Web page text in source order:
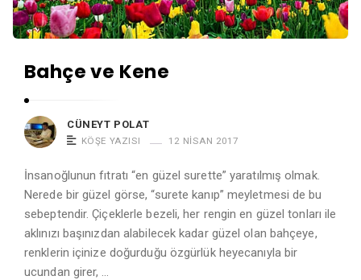
Bahçe ve Kene
CÜNEYT POLAT
KÖŞE YAZISI 12 NISAN 2017
İnsanoğlunun fıtratı “en güzel surette” yaratılmış olmak.
Nerede bir güzel görse, “surete kanıp” meyletmesi de bu
sebeptendir. Çiçeklerle bezeli, her rengin en güzel tonları ile
aklınızı başınızdan alabilecek kadar güzel olan bahçeye,
renklerin içinize doğurduğu özgürlük heyecanıyla bir
ucundan girer, …